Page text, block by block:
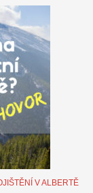
V ALBERTĚ